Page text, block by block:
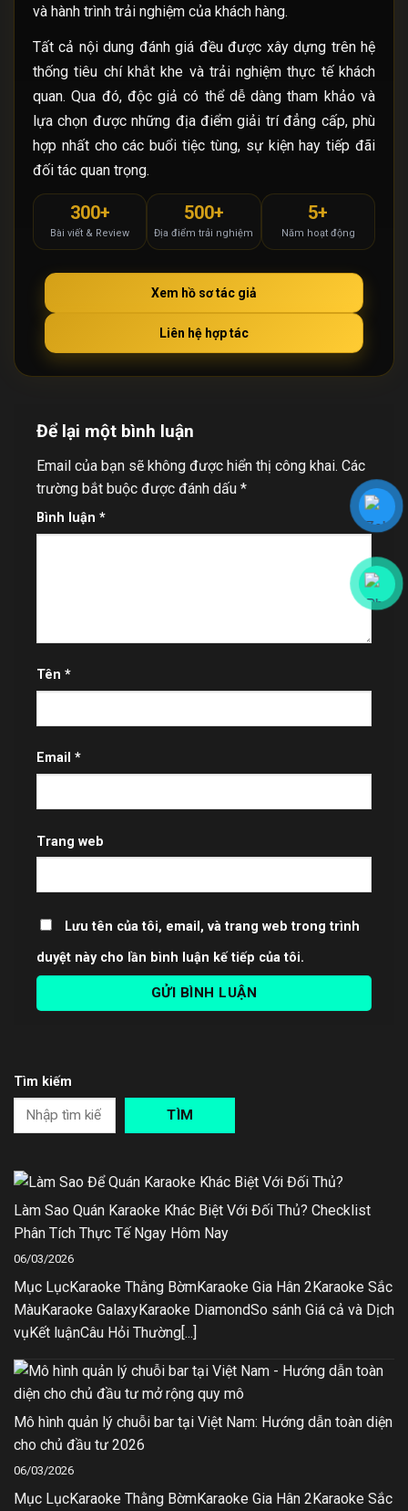
và hành trình trải nghiệm của khách hàng.
Tất cả nội dung đánh giá đều được xây dựng trên hệ
thống tiêu chí khắt khe và trải nghiệm thực tế khách
quan. Qua đó, độc giả có thể dễ dàng tham khảo và
lựa chọn được những địa điểm giải trí đẳng cấp, phù
hợp nhất cho các buổi tiệc tùng, sự kiện hay tiếp đãi
đối tác quan trọng.
300+
Bài viết & Review
500+
Địa điểm trải nghiệm
5+
Năm hoạt động
Xem hồ sơ tác giả
Liên hệ hợp tác
Để lại một bình luận
Email của bạn sẽ không được hiển thị công khai. Các
trường bắt buộc được đánh dấu *
Bình luận *
Tên *
Email *
Trang web
Lưu tên của tôi, email, và trang web trong trình
duyệt này cho lần bình luận kế tiếp của tôi.
Tìm kiếm
TÌM
Làm Sao Quán Karaoke Khác Biệt Với Đối Thủ? Checklist
Phân Tích Thực Tế Ngay Hôm Nay
06/03/2026
Mục LụcKaraoke Thằng BờmKaraoke Gia Hân 2Karaoke Sắc
MàuKaraoke GalaxyKaraoke DiamondSo sánh Giá cả và Dịch
vụKết luậnCâu Hỏi Thường[...]
Mô hình quản lý chuỗi bar tại Việt Nam: Hướng dẫn toàn diện
cho chủ đầu tư 2026
06/03/2026
Mục LụcKaraoke Thằng BờmKaraoke Gia Hân 2Karaoke Sắc